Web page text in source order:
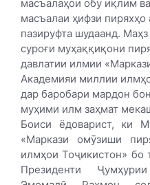
масъалаҳои обу иқлим
масъалаи ҳифзи
пазируфта шудаанд.
суроғи муҳаққиқони
давлатии илмии
Академияи миллии
дар баробари мардон
муҳими илм заҳмат
Боиси ёдоварист, ки
«Маркази омӯзиши
илмҳои Тоҷикистон» бо
Президенти